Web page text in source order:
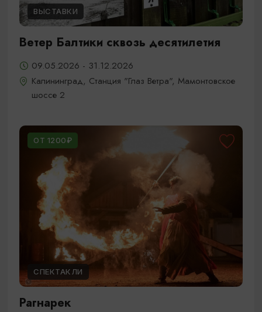
ВЫСТАВКИ
Ветер Балтики сквозь десятилетия
09.05.2026 - 31.12.2026
Калининград, Станция "Глаз Ветра", Мамонтовское
шоссе 2
ОТ 1200₽
СПЕКТАКЛИ
Рагнарек